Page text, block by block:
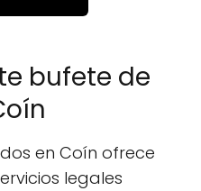
bufete de
en Coín ofrece
legales